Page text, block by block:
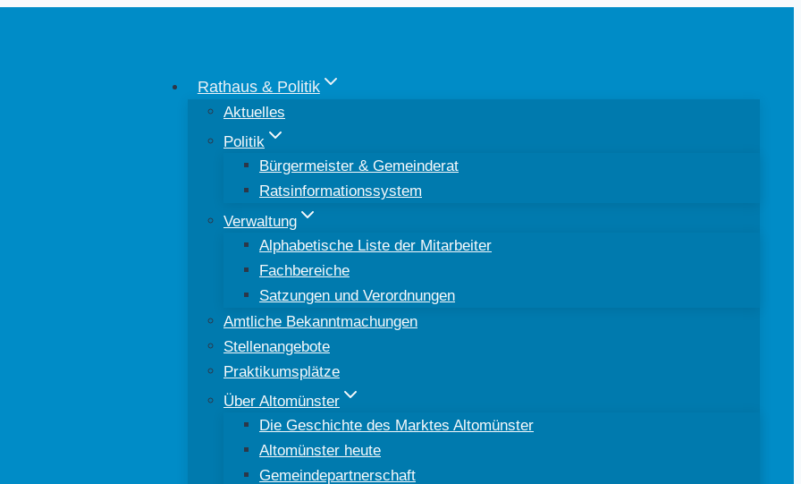
Rathaus & Politik
Aktuelles
Politik
Bürgermeister & Gemeinderat
Ratsinformationssystem
Verwaltung
Alphabetische Liste der Mitarbeiter
Fachbereiche
Satzungen und Verordnungen
Amtliche Bekanntmachungen
Stellenangebote
Praktikumsplätze
Über Altomünster
Die Geschichte des Marktes Altomünster
Altomünster heute
Gemeindepartnerschaft